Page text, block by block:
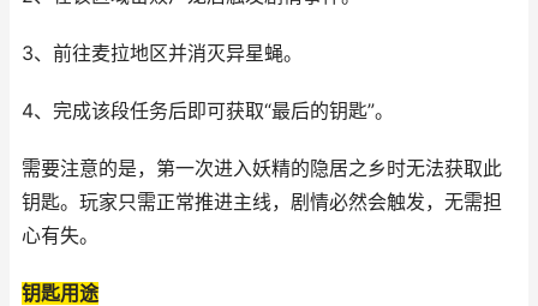
3、前往麦拉地区并消灭异星蝇。
4、完成该段任务后即可获取“最后的钥匙”。
需要注意的是，第一次进入妖精的隐居之乡时无法获取此
钥匙。玩家只需正常推进主线，剧情必然会触发，无需担
心有失。
钥匙用途